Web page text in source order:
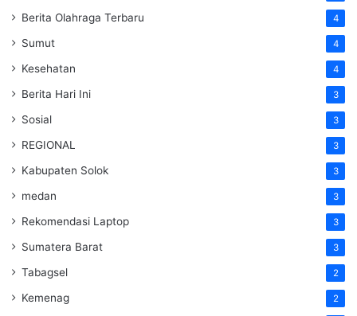
Berita Olahraga Terbaru 4
Sumut 4
Kesehatan 4
Berita Hari Ini 3
Sosial 3
REGIONAL 3
Kabupaten Solok 3
medan 3
Rekomendasi Laptop 3
Sumatera Barat 3
Tabagsel 2
Kemenag 2